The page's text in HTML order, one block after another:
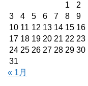
1
2
3
4 5 6 7 8
9
10 11 12 13 14 15 16
17 18 19 20 21 22 23
24 25 26 27 28 29 30
31
« 1月